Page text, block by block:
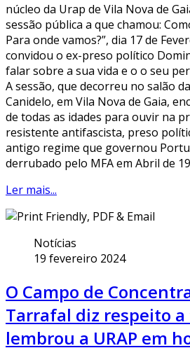
núcleo da Urap de Vila Nova de
sessão pública a que chamou:
Para onde vamos?”, dia 17 de
convidou o ex-preso político
falar sobre a sua vida e o o seu
A sessão, que decorreu no salão
Canidelo, em Vila Nova de Gaia,
de todas as idades para ouvir na
resistente antifascista, preso
antigo regime que governou
derrubado pelo MFA em Abril de
Ler mais...
Notícias
19 fevereiro 2024
O Campo de
Tarrafal diz respeito a
lembrou a URAP em